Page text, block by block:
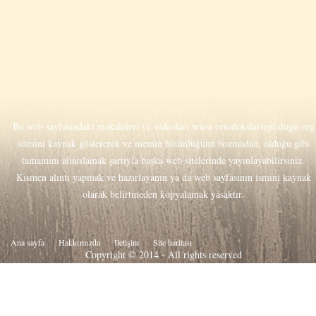
Bu web sayfasındaki makaleleri ve videoları www.ortodokslartoplulugu.org
sitesini kaynak göstererek ve metnin bütünlüğünü bozmadan, olduğu gibi
tamamını alıntılamak şartıyla başka web sitelerinde yayınlayabilirsiniz.
Kısmen alıntı yapmak ve hazırlayanın ya da web sayfasının ismini kaynak
olarak belirtmeden kopyalamak yasaktır.
Ana sayfa Hakkιmιzda İletişim Site haritası
Copyright © 2014 - All rights reserved